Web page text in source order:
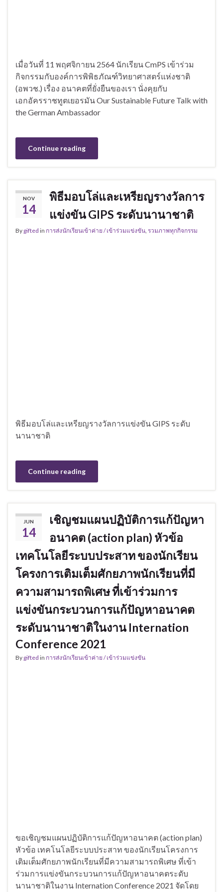
เมื่อวันที่ 11 พฤศจิกายน 2564 นักเรียน CmPS เข้าร่วม
กิจกรรมกับองค์การพิพิธภัณฑ์วิทยาศาสตร์แห่งชาติ
(อพวช.) เรื่อง อนาคตที่ยั่งยืนของเรา นั่งคุยกับ
เอกอัครราชทูตเยอรมัน Our Sustainable Future Talk with
the German Ambassador
Continue reading
NOV
14
พิธีมอบโล่และเหรียญรางวัลการ
แข่งขัน GIPS ระดับนานาชาติ
By gifted in การส่งนักเรียนเข้าค่าย / เข้าร่วมแข่งขัน รวมภาพทุกกิจกรรม
พิธีมอบโล่และเหรียญรางวัลการแข่งขัน GIPS ระดับ
นานาชาติ
Continue reading
JUN
14
เชิญชมแผนปฏิบัติการแก้ปัญหา
อนาคต (action plan) หัวข้อ
เทคโนโลยีระบบประสาท ของนักเรียน
โครงการเติมเต็มศักยภาพนักเรียนที่มี
ความสามารถพิเศษ ที่เข้าร่วมการ
แข่งขันกระบวนการแก้ปัญหาอนาคต
ระดับนานาชาติในงาน Internation
Conference 2021
By gifted in การส่งนักเรียนเข้าค่าย / เข้าร่วมแข่งขัน
ขอเชิญชมแผนปฏิบัติการแก้ปัญหาอนาคต (action plan)
หัวข้อ เทคโนโลยีระบบประสาท ของนักเรียนโครงการ
เติมเต็มศักยภาพนักเรียนที่มีความสามารถพิเศษ ที่เข้า
ร่วมการแข่งขันกระบวนการแก้ปัญหาอนาคตระดับ
นานาชาติในงาน Internation Conference 2021 จัดโดย